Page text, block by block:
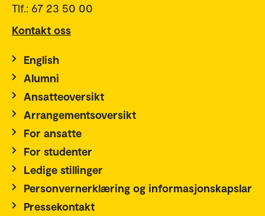
Tlf.: 67 23 50 00
Kontakt oss
English
Alumni
Ansatteoversikt
Arrangementsoversikt
For ansatte
For studenter
Ledige stillinger
Personvernerklæring og informasjonskapslar
Pressekontakt